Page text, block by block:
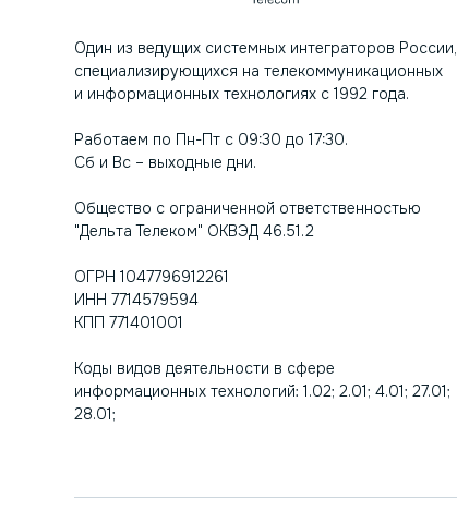
Один из ведущих системных интеграторов России,
специализирующихся на телекоммуникационных
и информационных технологиях с 1992 года.
Работаем по Пн-Пт с 09:30 до 17:30.
Сб и Вс – выходные дни.
Общество с ограниченной ответственностью
"Дельта Телеком" ОКВЭД 46.51.2
ОГРН 1047796912261
ИНН 7714579594
КПП 771401001
Коды видов деятельности в сфере
информационных технологий: 1.02; 2.01; 4.01; 27.01;
28.01;